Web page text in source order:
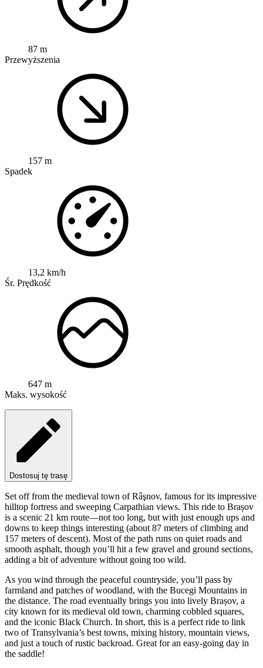
87 m
Przewyższenia
157 m
Spadek
13,2 km/h
Śr. Prędkość
647 m
Maks. wysokość
Dostosuj tę trasę
Set off from the medieval town of Râşnov, famous for its impressive
hilltop fortress and sweeping Carpathian views. This ride to Brașov
is a scenic 21 km route—not too long, but with just enough ups and
downs to keep things interesting (about 87 meters of climbing and
157 meters of descent). Most of the path runs on quiet roads and
smooth asphalt, though you’ll hit a few gravel and ground sections,
adding a bit of adventure without going too wild.
As you wind through the peaceful countryside, you’ll pass by
farmland and patches of woodland, with the Bucegi Mountains in
the distance. The road eventually brings you into lively Brașov, a
city known for its medieval old town, charming cobbled squares,
and the iconic Black Church. In short, this is a perfect ride to link
two of Transylvania’s best towns, mixing history, mountain views,
and just a touch of rustic backroad. Great for an easy-going day in
the saddle!